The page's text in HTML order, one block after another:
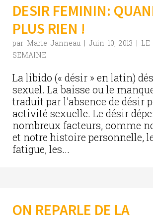
DESIR FEMININ:
PLUS RIEN !
par Marie Janneau| Juin 10, 2013 | LE
SEMAINE
La libido (« désir » en latin)
sexuel. La baisse ou le
traduit par l’absence de désir
activité sexuelle. Le désir
nombreux facteurs, comme
et notre histoire personnelle,
fatigue, les...
ON REPARLE DE LA